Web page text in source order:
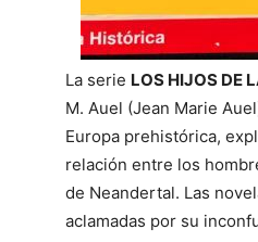
La serie LOS HIJOS DE
M. Auel (Jean Marie
Europa prehistórica,
relación entre los
de Neandertal. Las
aclamadas por su